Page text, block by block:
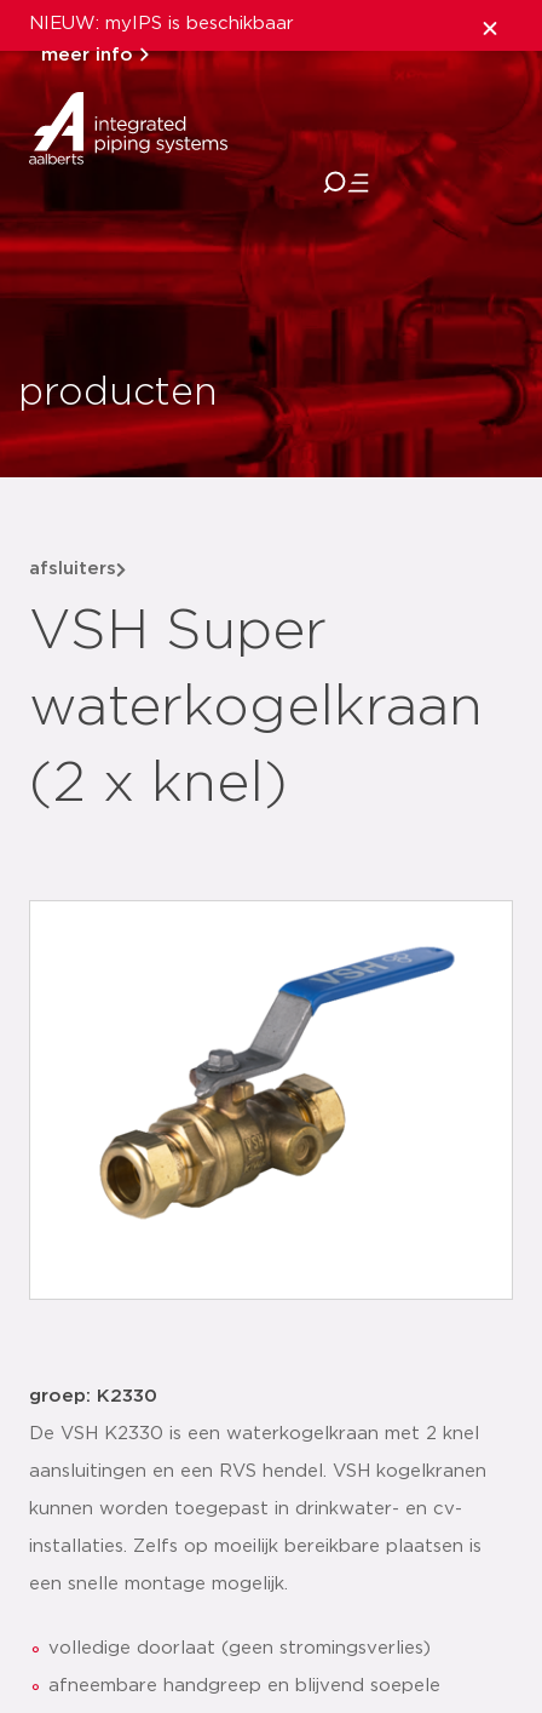
NIEUW: myIPS is beschikbaar
meer info
sluiten
producten
afsluiters
VSH Super
waterkogelkraan
(2 x knel)
groep: K2330
De VSH K2330 is een waterkogelkraan met 2 knel
aansluitingen en een RVS hendel. VSH kogelkranen
kunnen worden toegepast in drinkwater- en cv-
installaties. Zelfs op moeilijk bereikbare plaatsen is
een snelle montage mogelijk.
volledige doorlaat (geen stromingsverlies)
afneembare handgreep en blijvend soepele